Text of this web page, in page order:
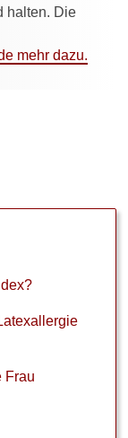
halten. Die
mehr dazu.
Frau